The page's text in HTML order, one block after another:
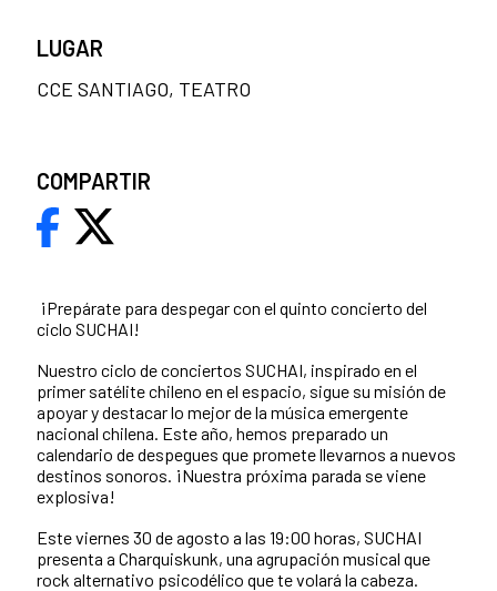
¡Prepárate para despegar con el quinto concierto del
ciclo SUCHAI!
Nuestro ciclo de conciertos SUCHAI, inspirado en el
primer satélite chileno en el espacio, sigue su misión de
apoyar y destacar lo mejor de la música emergente
nacional chilena. Este año, hemos preparado un
calendario de despegues que promete llevarnos a nuevos
destinos sonoros. ¡Nuestra próxima parada se viene
explosiva!
Este viernes 30 de agosto a las 19:00 horas, SUCHAI
presenta a Charquiskunk, una agrupación musical que
rock alternativo psicodélico que te volará la cabeza.
LUGAR
CCE SANTIAGO, TEATRO
COMPARTIR